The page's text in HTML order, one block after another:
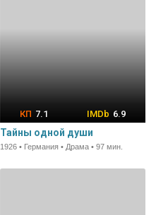
7.1 6.9
Тайны одной души
1926 • Германия • Драма • 97 мин.